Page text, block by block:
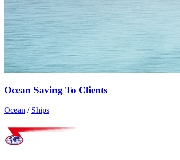
Ocean Saving To Clients
Ocean / Ships